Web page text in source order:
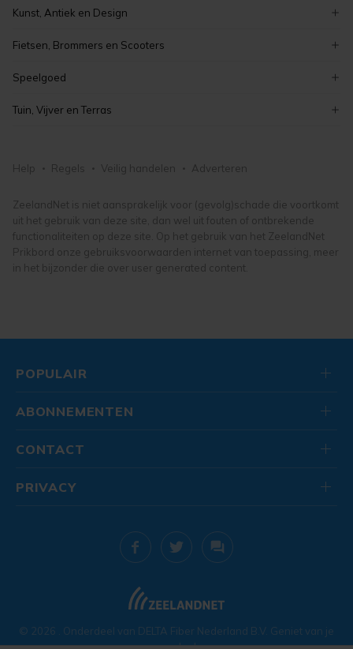
tafels
overige boeken
kinderboeken
verzamelen
koken en bakken
kaarten maken en knutselen
Kunst, Antiek en Design
curiosa en brocante
antiek
vintage
Fietsen, Brommers en Scooters
elektrische fietsen
damesfietsen
Speelgoed
puzzels
buitenspeelgoed
Tuin, Vijver en Terras
tuin, vijver en terras
bloemen en planten
Help Regels Veilig handelen Adverteren
ZeelandNet is niet aansprakelijk voor (gevolg)schade die voortkomt
uit het gebruik van deze site, dan wel uit fouten of ontbrekende
functionaliteiten op deze site. Op het gebruik van het ZeelandNet
Prikbord onze gebruiksvoorwaarden internet van toepassing, meer
in het bijzonder die over user generated content.
POPULAIR
ABONNEMENTEN
CONTACT
© 2026 . Onderdeel van DELTA Fiber Nederland B.V. Geniet van je
PRIVACY